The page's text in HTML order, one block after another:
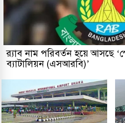
র‌্যাব নাম পরিবর্তন হয়ে আসছে
ব্যাটালিয়ন (এসআরবি)’